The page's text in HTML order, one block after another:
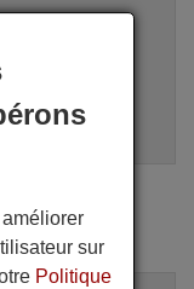
possèdent
d'origine
sur
Politique